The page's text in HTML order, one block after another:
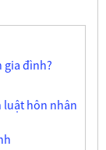
gia đình?
luật hôn nhân